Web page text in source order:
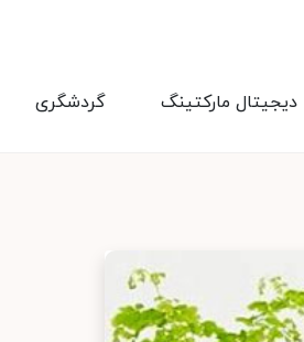
گردشگری دیجیتال مارکتینگ